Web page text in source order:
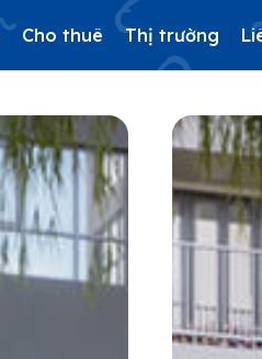
Cho thuê Thị trường